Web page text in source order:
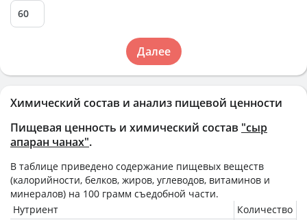
Химический состав и анализ пищевой ценности
Пищевая ценность и химический состав "сыр
апаран чанах".
В таблице приведено содержание пищевых веществ
(калорийности, белков, жиров, углеводов, витаминов и
минералов) на 100 грамм съедобной части.
Нутриент
Количество
Далее